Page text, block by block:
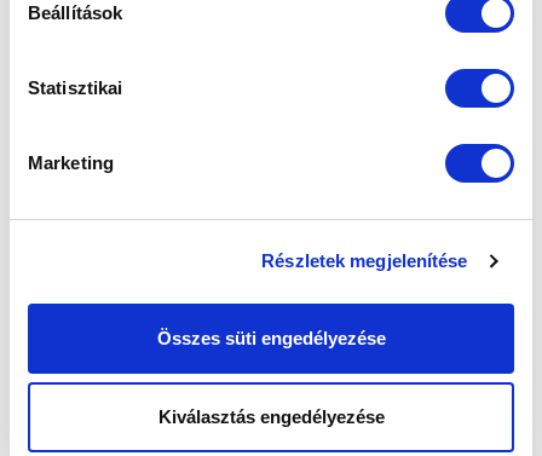
Beállítások
Statisztikai
Marketing
Részletek megjelenítése
Összes süti engedélyezése
Kiválasztás engedélyezése